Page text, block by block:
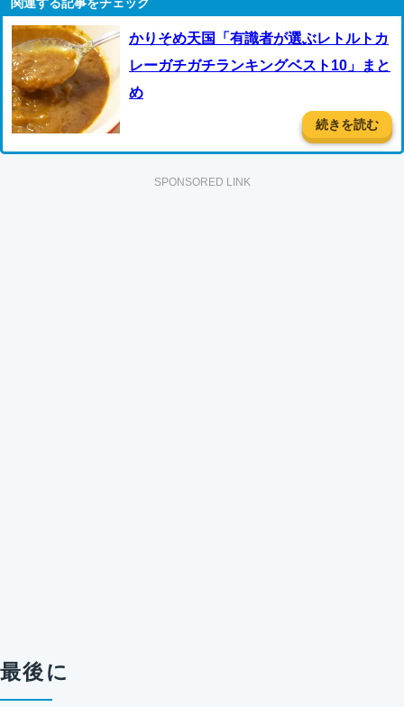
かりそめ天国「有識者が選ぶレトルトカ
レーガチガチランキングベスト10」まと
め
続きを読む
SPONSORED LINK
最後に